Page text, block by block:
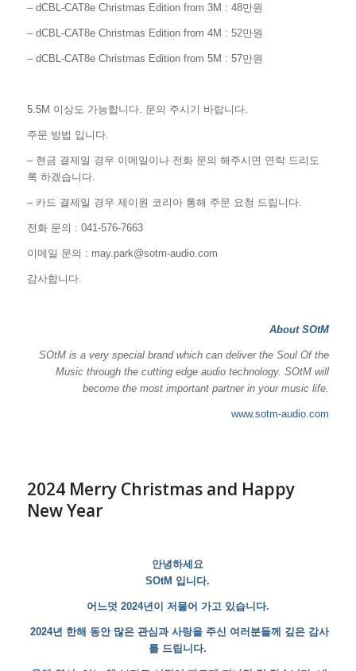
– dCBL-CAT8e Christmas Edition from 3M : 48만원
– dCBL-CAT8e Christmas Edition from 4M : 52만원
– dCBL-CAT8e Christmas Edition from 5M : 57만원
5.5M 이상도 가능합니다. 문의 주시기 바랍니다.
주문 방법 입니다.
– 현금 결제일 경우 이메일이나 전화 문의 해주시면 연락 드리도
록 하겠습니다.
– 카드 결제일 경우 제이원 코리아 통해 주문 요청 드립니다.
전화 문의 : 041-576-7663
이메일 문의 : may.park@sotm-audio.com
감사합니다.
About SOtM
SOtM is a very special brand which can deliver the Soul Of the
Music through the cutting edge audio technology. SOtM will
become the most important partner in your music life.
www.sotm-audio.com
2024 Merry Christmas and Happy
New Year
안녕하세요
SOtM 입니다.
어느덧 2024년이 저물어 가고 있습니다.
2024년 한해 동안 많은 관심과 사랑을 주신 여러분들께 깊은 감사
를 드립니다.